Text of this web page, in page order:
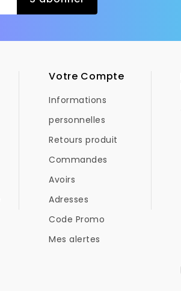
Votre Compte
Informations
personnelles
Retours produit
Commandes
Avoirs
Adresses
Code Promo
Mes alertes